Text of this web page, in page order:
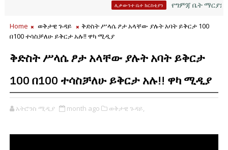
ሊቃውንተ ቤተ ክርስቲያን የግምጃ ቤት ማርያም
Home ወቅታዊ ጉዳይ
ቅድስት ሥላሴ ፆታ አላቸው ያሉት አባት ይቅርታ 100
በ100 ተሳስቻለሁ ይቅርታ አሉ!! ዋካ ሚዲያ
ቅድስት ሥላሴ ፆታ አላቸው ያሉት አባት ይቅርታ
100 በ100 ተሳስቻለሁ ይቅርታ አሉ!! ዋካ ሚዲያ
አትሮንስ ሚዲያ month ago ወቅታዊ ጉዳይ,